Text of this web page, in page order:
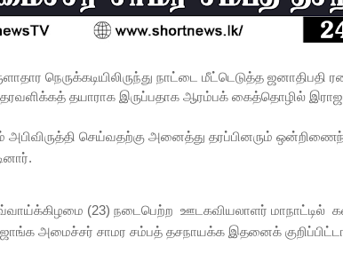
நெருக்கடியிலிருந்து நாட்டை மீட்டெடுத்த ஜனாதிபதி
தயாராக இருப்பதாக ஆரம்பக் கைத்தொழில்
அபிவிருத்தி செய்வதற்கு அனைத்து தரப்பினரும்
(23) நடைபெற்ற ஊடகவியலாளர் மாநாட்டில்
அமைச்சர் சாமர சம்பத் தசநாயக்க இதனைக்